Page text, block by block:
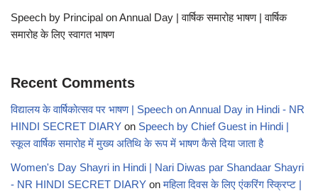
Speech by Principal on Annual Day | वार्षिक समारोह भाषण | वार्षिक
समारोह के लिए स्वागत भाषण
Recent Comments
विद्यालय के वार्षिकोत्सव पर भाषण | Speech on Annual Day in Hindi - NR
HINDI SECRET DIARY on Speech by Chief Guest in Hindi |
स्कूल वार्षिक समारोह में मुख्य अतिथि के रूप में भाषण कैसे दिया जाता है
Women's Day Shayri in Hindi | Nari Diwas par Shandaar Shayri
- NR HINDI SECRET DIARY onमहिला दिवस के लिए एंकरिंग स्क्रिप्ट |